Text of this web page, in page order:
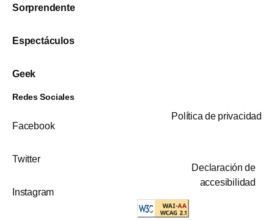
Sorprendente
Espectáculos
Geek
Redes Sociales
Facebook
Twitter
Instagram
Política de privacidad
Declaración de
accesibilidad